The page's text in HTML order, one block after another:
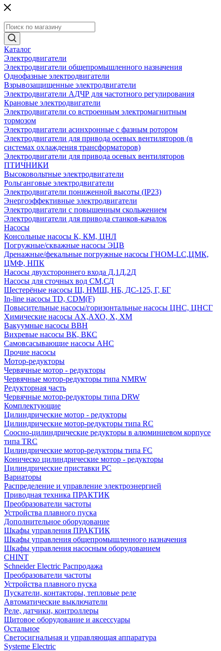
Каталог
Электродвигатели
Электродвигатели общепромышленного назначения
Однофазные электродвигатели
Взрывозащищенные электродвигатели
Электродвигатели АДЧР для частотного регулирования
Крановые электродвигатели
Электродвигатели со встроенным электромагнитным
тормозом
Электродвигатели асинхронные с фазным ротором
Электродвигатели для привода осевых вентиляторов (в
системах охлаждения трансформаторов)
Электродвигатели для привода осевых вентиляторов
ПТИЧНИКИ
Высоковольтные электродвигатели
Рольганговые электродвигатели
Электродвигатели пониженной высоты (IP23)
Энергоэффективные электродвигатели
Электродвигатели с повышенным скольжением
Электродвигатели для привода станков-качалок
Насосы
Консольные насосы К, КМ, ЦНЛ
Погружные/скважные насосы ЭЦВ
Дренажные/фекальные погружные насосы ГНОМ-LC,ЦМК,
ЦМФ, НПК
Насосы двухстороннего входа Д,1Д,2Д
Насосы для сточных вод СМ,СД
Шестерёные насосы Ш, НМШ, НБ, ДС-125, Г, БГ
In-line насосы TD, CDM(F)
Повысительные насосы/горизонтальные насосы ЦНС, ЦНСГ
Химические насосы АХ,АХО, Х, ХМ
Вакуумные насосы ВВН
Вихревые насосы ВК, ВКС
Самовсасывающие насосы АНС
Прочие насосы
Мотор-редукторы
Червячные мотор - редукторы
Червячные мотор-редукторы типа NMRW
Редукторная часть
Червячные мотор-редукторы типа DRW
Комплектующие
Цилиндрические мотор - редукторы
Цилиндрические мотор-редукторы типа RC
Соосно-цилиндрические редукторы в алюминиевом корпусе
типа TRC
Цилиндрические мотор-редукторы типа FC
Коническо цилиндрические мотор - редукторы
Цилиндрические приставки PC
Вариаторы
Распределение и управление электроэнергией
Приводная техника ПРАКТИК
Преобразователи частоты
Устройства плавного пуска
Дополнительное оборудование
Шкафы управления ПРАКТИК
Шкафы управления общепромышленного назначения
Шкафы управления насосным оборудованием
CHINT
Schneider Electric Распродажа
Преобразователи частоты
Устройства плавного пуска
Пускатели, контакторы, тепловые реле
Автоматические выключатели
Реле, датчики, контроллеры
Щитовое оборудование и аксессуары
Остальное
Светосигнальная и управляющая аппаратура
Systeme Electric